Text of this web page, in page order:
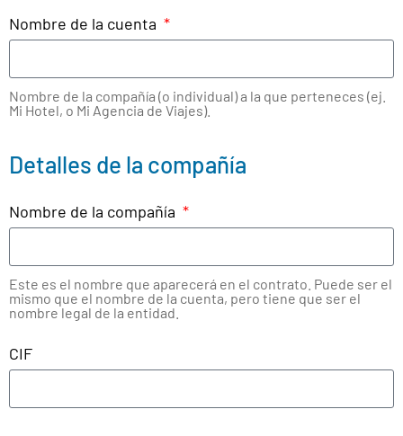
Nombre de la cuenta
Nombre de la compañía (o individual) a la que perteneces (ej.
Mi Hotel, o Mi Agencia de Viajes).
Detalles de la compañía
Nombre de la compañía
Este es el nombre que aparecerá en el contrato. Puede ser el
mismo que el nombre de la cuenta, pero tiene que ser el
nombre legal de la entidad.
CIF